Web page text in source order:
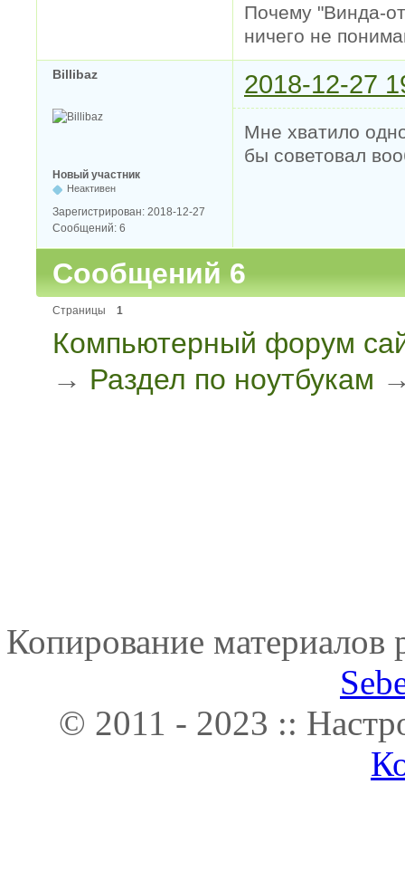
Почему "Винда-
ничего не
Billibaz 2018-12-27
Новый участник
Неактивен
Зарегистрирован: 2018-12-27
Сообщений: 6
Мне хватило
бы советовал
Сообщений 6
Страницы 1
Компьютерный форум
→ Раздел по ноутбукам
Копирование материалов
© 2011 - 2023 ::